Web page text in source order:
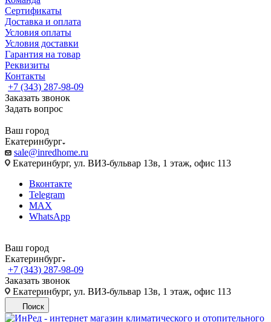
Сертификаты
Доставка и оплата
Условия оплаты
Условия доставки
Гарантия на товар
Реквизиты
Контакты
+7 (343) 287-98-09
Заказать звонок
Задать вопрос
Ваш город
Екатеринбург
sale@inredhome.ru
Екатеринбург, ул. ВИЗ-бульвар 13в, 1 этаж, офис 113
Вконтакте
Telegram
MAX
WhatsApp
Ваш город
Екатеринбург
+7 (343) 287-98-09
Заказать звонок
Екатеринбург, ул. ВИЗ-бульвар 13в, 1 этаж, офис 113
Поиск